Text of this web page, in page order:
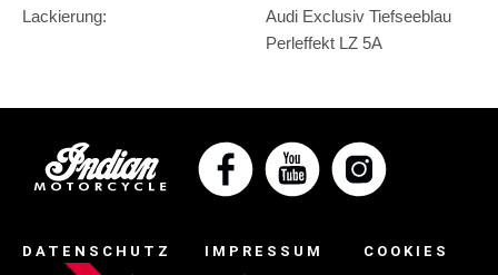
Lackierung:
Audi Exclusiv Tiefseeblau
Perleffekt LZ 5A
DATENSCHUTZ IMPRESSUM COOKIES